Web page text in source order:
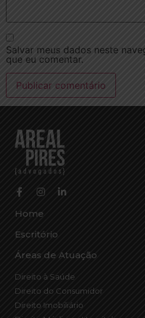
Salvar meus dados neste
que eu comentar.
Home
Escritório
Áreas de Atuação
Direito à Saúde
Direito do Consumidor
Direito Imobiliário